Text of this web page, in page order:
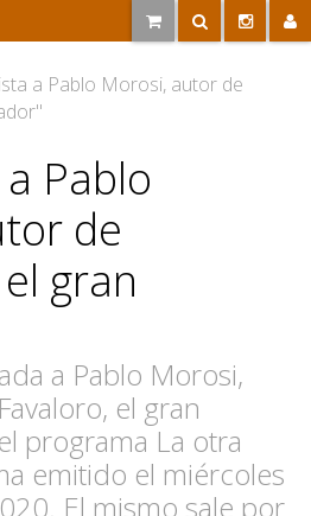
a Pablo Morosi, autor de
Pablo
de
gran
a Pablo Morosi,
el gran
programa La otra
emitido el miércoles
El mismo sale por